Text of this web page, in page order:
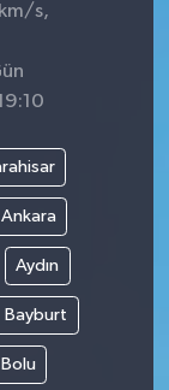
km/s,
Ankara
Aydın
Bayburt
Bolu